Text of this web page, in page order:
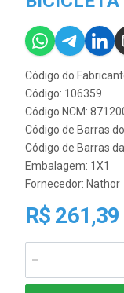
Código do
Código: 106359
Código NCM:
Código de Barras
Código de Barras
Embalagem: 1X1
Fornecedor: Nathor
R$ 261,39